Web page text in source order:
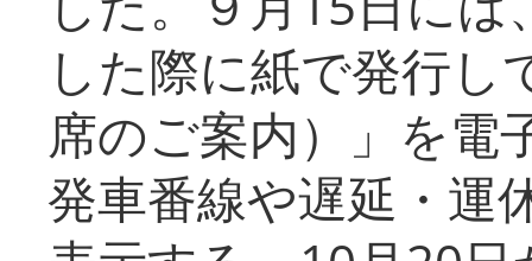
した際に紙で発行し
席のご案内）」を電
発車番線や遅延・運